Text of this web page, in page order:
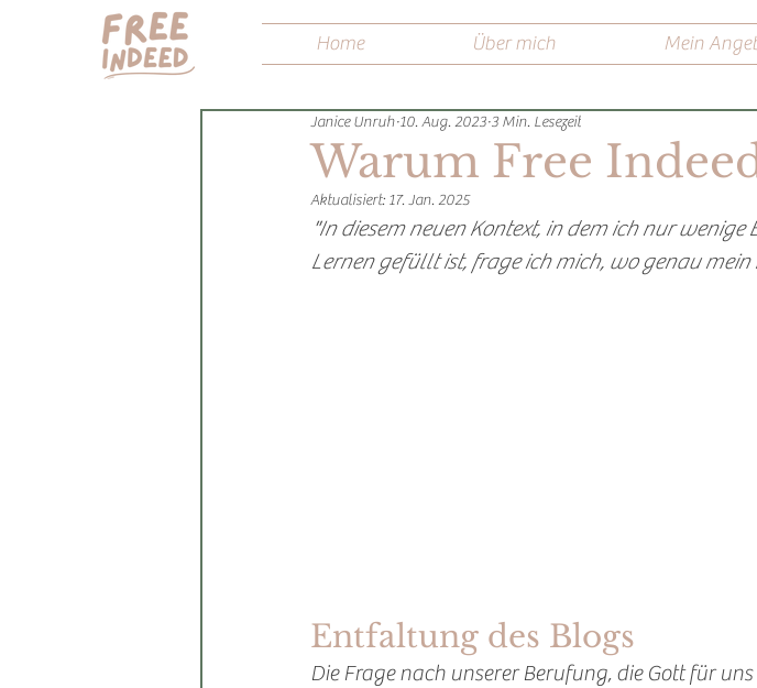
Home Über mich Mein
Warum Free
Janice Unruh 10. Aug. 2023 3 Min. Lesezeit
Aktualisiert: 17. Jan. 2025
"In diesem neuen Kontext, in dem ich nur
Lernen gefüllt ist, frage ich mich, wo genau
Entfaltung des Blogs
Die Frage nach unserer Berufung, die Gott für